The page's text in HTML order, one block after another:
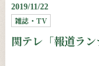
2019/11/22
雑誌・TV
関テレ「報道ラン